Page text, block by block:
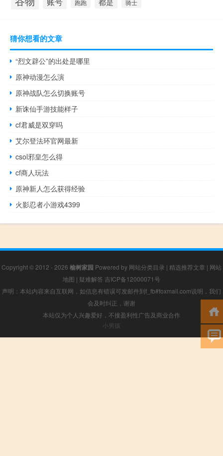
跑跑 骑士
猜你想看的文章
“烈文辟公”的出处是哪里
原神动漫怎么演
原神战队怎么切换账号
新诛仙手游技能样子
cf君威是双穿吗
艾尔登法环官网最新
csol邪皇怎么得
cf商人玩法
原神新人怎么获得经验
火影忍者小游戏4399
Copyright © 2012 - 2026 榆树家园 Powered by 网站分类目录 | 精选推荐文章 | 网站
地图 | 疑难解答 吉ICP备12000071号
声明：本站内容来自互联网，如信息有错误可发邮件到f_fb#foxmail.com说明，我们
会及时纠正，谢谢
本站仅为个人兴趣爱好，不接盈利性广告及商业合作
小男孩